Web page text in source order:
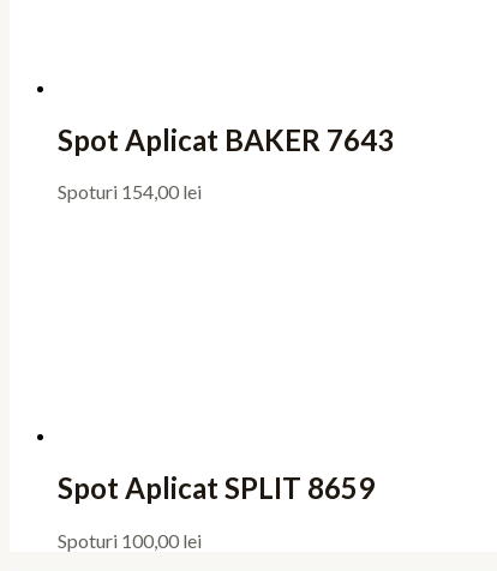
Spot Aplicat BAKER 7643
Spoturi 154,00 lei
Spot Aplicat SPLIT 8659
Spoturi 100,00 lei